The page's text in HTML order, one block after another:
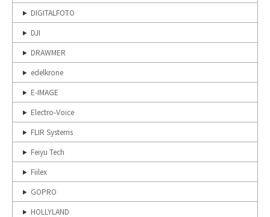
DIGITALFOTO
DJI
DRAWMER
edelkrone
E-IMAGE
Electro-Voice
FLIR Systems
Feiyu Tech
Fiilex
GOPRO
HOLLYLAND